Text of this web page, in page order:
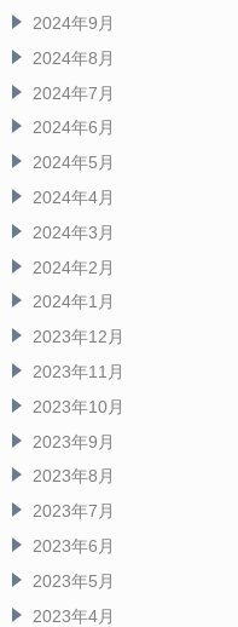
2024年9月
2024年8月
2024年7月
2024年6月
2024年5月
2024年4月
2024年3月
2024年2月
2024年1月
2023年12月
2023年11月
2023年10月
2023年9月
2023年8月
2023年7月
2023年6月
2023年5月
2023年4月